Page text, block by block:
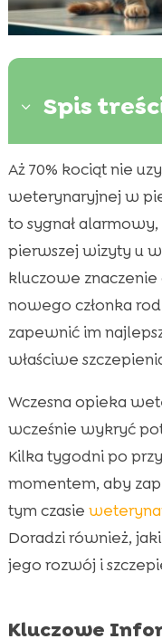
3 Spis
 Dlaczego
 Optymalny
 Kocię
 Jak wygląda

 Jak
 Co robić po
 Znaczenie
Wybór
Korzyści z
Jasper sucha
Bill mokra
Znaczenie
 Purrfect Life
 Monitorowanie
Aż 70% kociąt nie
weterynaryjnej w
to sygnał
pierwszej wizyty u
kluczowe
nowego członka
zapewnić im
właściwe
Wczesna opieka
wcześnie wykryć
Kilka tygodni po
momentem, aby
tym czasie
Doradzi również,
jego rozwój i
Kluczowe